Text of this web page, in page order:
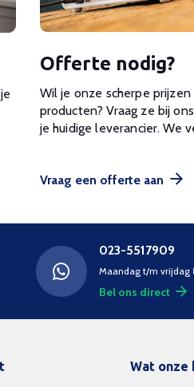
Offerte nodig?
Wil je onze scherpe
producten? Vraag ze bij
je huidige leverancier. We
Vraag een offerte aan
023-5517909
Maandag t/m vrijdag
Bel ons direct
Wat onze